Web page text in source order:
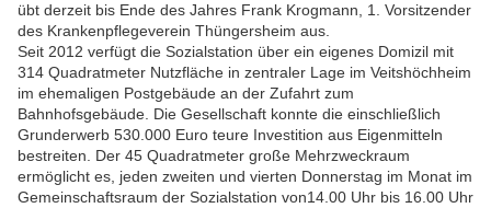
übt derzeit bis Ende des Jahres Frank Krogmann, 1. Vorsitzender
des Krankenpflegeverein Thüngersheim aus.
Seit 2012 verfügt die Sozialstation über ein eigenes Domizil mit
314 Quadratmeter Nutzfläche in zentraler Lage im Veitshöchheim
im ehemaligen Postgebäude an der Zufahrt zum
Bahnhofsgebäude. Die Gesellschaft konnte die einschließlich
Grunderwerb 530.000 Euro teure Investition aus Eigenmitteln
bestreiten. Der 45 Quadratmeter große Mehrzweckraum
ermöglicht es, jeden zweiten und vierten Donnerstag im Monat im
Gemeinschaftsraum der Sozialstation von14.00 Uhr bis 16.00 Uhr